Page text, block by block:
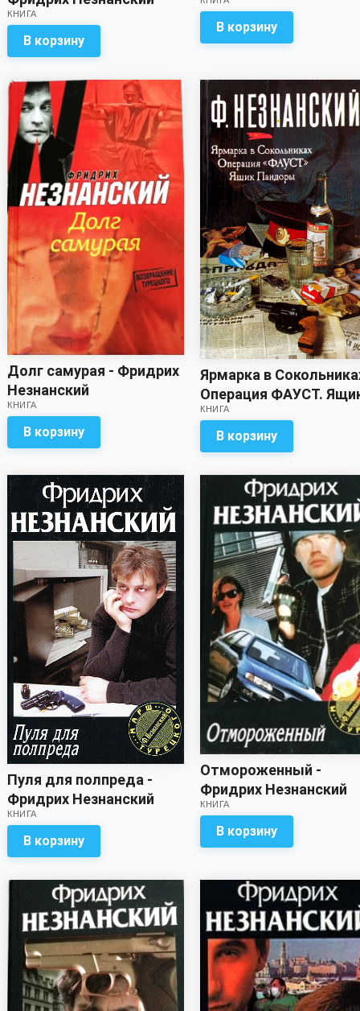
КНИГА
В корзину
В корзину
Долг самурая - Фридрих
Незнанский
КНИГА
В корзину
Ярмарка в
Операция ФАУСТ.
Пандоры - Фридрих
Незнанский
КНИГА
В корзину
Пуля для полпреда -
Фридрих Незнанский
КНИГА
В корзину
Отмороженный -
Фридрих Незнанский
КНИГА
В корзину